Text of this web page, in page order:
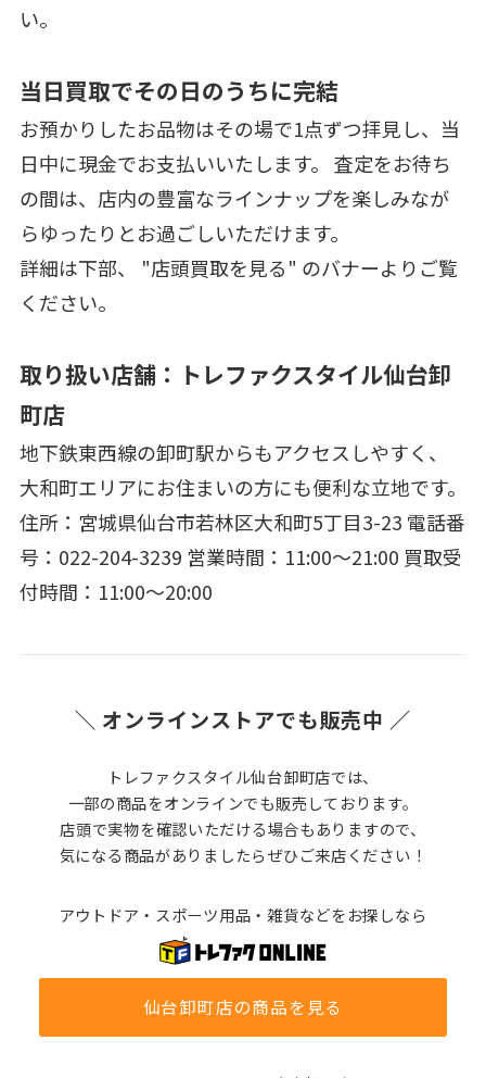
い。
当日買取でその日のうちに完結
お預かりしたお品物はその場で1点ずつ拝見し、当
日中に現金でお支払いいたします。 査定をお待ち
の間は、店内の豊富なラインナップを楽しみなが
らゆったりとお過ごしいただけます。
詳細は下部、 "店頭買取を見る" のバナーよりご覧
ください。
取り扱い店舗：トレファクスタイル仙台卸
町店
地下鉄東西線の卸町駅からもアクセスしやすく、
大和町エリアにお住まいの方にも便利な立地です。
住所：宮城県仙台市若林区大和町5丁目3-23 電話番
号：022-204-3239 営業時間：11:00～21:00 買取受
付時間：11:00～20:00
＼ オンラインストアでも販売中 ／
トレファクスタイル仙台卸町店では、
一部の商品をオンラインでも販売しております。
店頭で実物を確認いただける場合もありますので、
気になる商品がありましたらぜひご来店ください！
アウトドア・スポーツ用品・雑貨などをお探しなら
仙台卸町店の商品を見る